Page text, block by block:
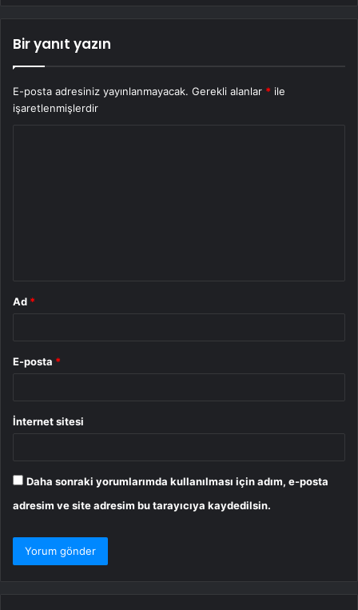
Bir yanıt yazın
E-posta adresiniz yayınlanmayacak. Gerekli alanlar * ile
işaretlenmişlerdir
Ad *
E-posta *
İnternet sitesi
Daha sonraki yorumlarımda kullanılması için adım, e-posta
adresim ve site adresim bu tarayıcıya kaydedilsin.